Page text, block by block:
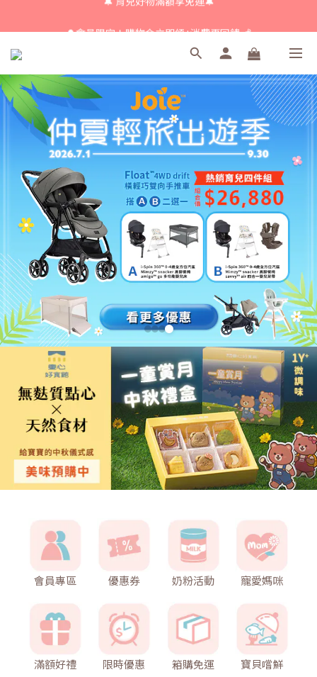
🔔 育兒好物滿額享免運🔔
會員專區 優惠券 奶粉活動 寵愛媽咪
滿額好禮 限時優惠 箱購免運 寶貝嚐鮮